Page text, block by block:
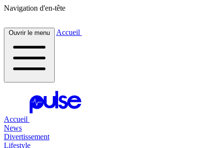
Navigation d'en-tête
Ouvrir le menu Accueil
Accueil
News
Divertissement
Lifestyle